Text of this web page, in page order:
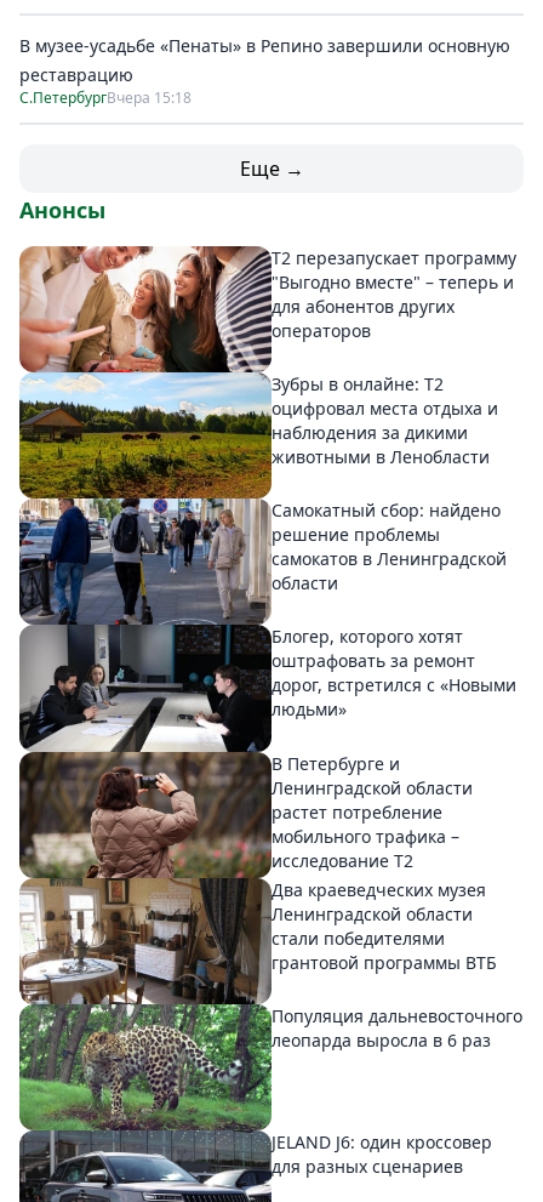
В музее-усадьбе «Пенаты» в Репино завершили основную
реставрацию
С.ПетербургВчера 15:18
Еще →
Анонсы
Т2 перезапускает программу
"Выгодно вместе" – теперь и
для абонентов других
операторов
Зубры в онлайне: Т2
оцифровал места отдыха и
наблюдения за дикими
животными в Ленобласти
Самокатный сбор: найдено
решение проблемы
самокатов в Ленинградской
области
Блогер, которого хотят
оштрафовать за ремонт
дорог, встретился с «Новыми
людьми»
В Петербурге и
Ленинградской области
растет потребление
мобильного трафика –
исследование T2
Два краеведческих музея
Ленинградской области
стали победителями
грантовой программы ВТБ
Популяция дальневосточного
леопарда выросла в 6 раз
JELAND J6: один кроссовер
для разных сценариев